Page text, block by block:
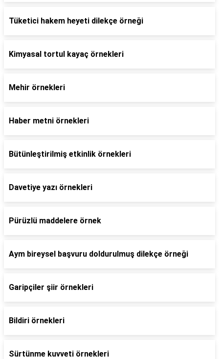
Tüketici hakem heyeti dilekçe örneği
Kimyasal tortul kayaç örnekleri
Mehir örnekleri
Haber metni örnekleri
Bütünleştirilmiş etkinlik örnekleri
Davetiye yazı örnekleri
Pürüzlü maddelere örnek
Aym bireysel başvuru doldurulmuş dilekçe örneği
Garipçiler şiir örnekleri
Bildiri örnekleri
Sürtünme kuvveti örnekleri